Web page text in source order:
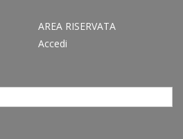
AREA RISERVATA
Accedi